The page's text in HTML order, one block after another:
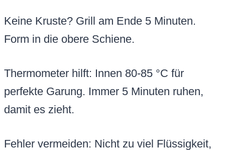
Keine Kruste? Grill am Ende 5 Minuten.
Form in die obere Schiene.
Thermometer hilft: Innen 80-85 °C für
perfekte Garung. Immer 5 Minuten ruhen,
damit es zieht.
Fehler vermeiden: Nicht zu viel Flüssigkeit,